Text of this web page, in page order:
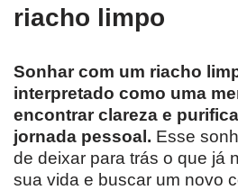
riacho limpo
Sonhar com um riacho
interpretado como uma
encontrar clareza e
jornada pessoal. Esse
de deixar para trás o que já
sua vida e buscar um novo